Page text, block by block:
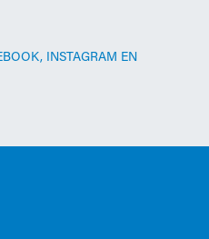
INSTAGRAM EN